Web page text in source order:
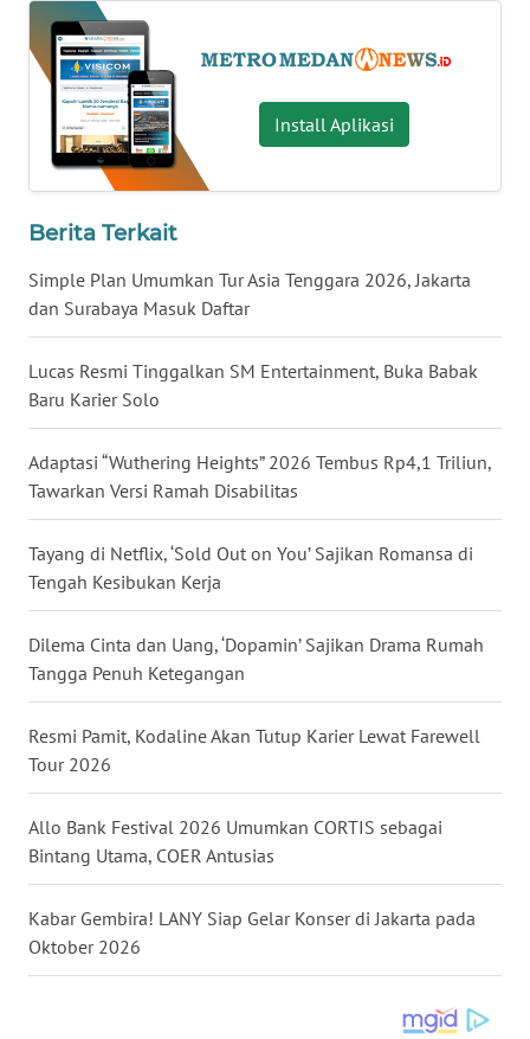
Install Aplikasi
Berita Terkait
Simple Plan Umumkan Tur Asia Tenggara 2026, Jakarta
dan Surabaya Masuk Daftar
Lucas Resmi Tinggalkan SM Entertainment, Buka Babak
Baru Karier Solo
Adaptasi “Wuthering Heights” 2026 Tembus Rp4,1 Triliun,
Tawarkan Versi Ramah Disabilitas
Tayang di Netflix, ‘Sold Out on You’ Sajikan Romansa di
Tengah Kesibukan Kerja
Dilema Cinta dan Uang, ‘Dopamin’ Sajikan Drama Rumah
Tangga Penuh Ketegangan
Resmi Pamit, Kodaline Akan Tutup Karier Lewat Farewell
Tour 2026
Allo Bank Festival 2026 Umumkan CORTIS sebagai
Bintang Utama, COER Antusias
Kabar Gembira! LANY Siap Gelar Konser di Jakarta pada
Oktober 2026
KALTARA
WN
KALSEL
WN
KALTIM
SULSEL
WN
GORONTALO
WN
WN
WN
DANAU
TOBA
WN
NIAS
WN